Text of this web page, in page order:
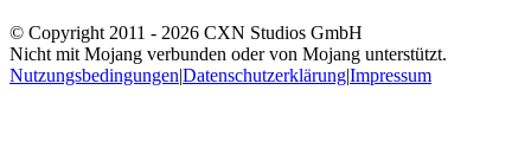
© Copyright 2011 - 2026 CXN Studios GmbH
Nicht mit Mojang verbunden oder von Mojang unterstützt.
Nutzungsbedingungen|Datenschutzerklärung|Impressum